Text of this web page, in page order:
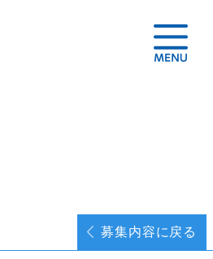
募集内容に戻る